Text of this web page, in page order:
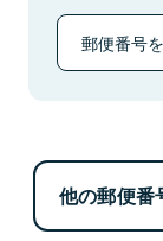
郵便番号
他の郵便番